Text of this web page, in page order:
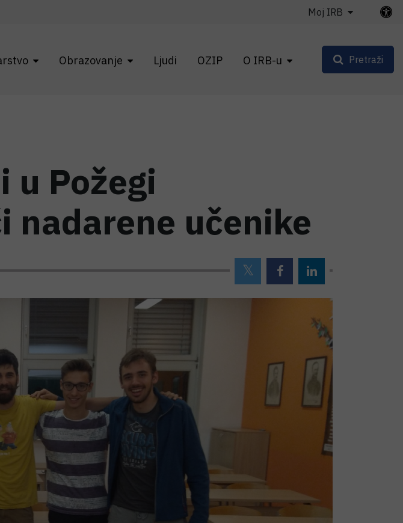
Obrazovanje Ljudi OZIP O IRB-u
Moj IRB
Pretraži
u Požegi
učenike